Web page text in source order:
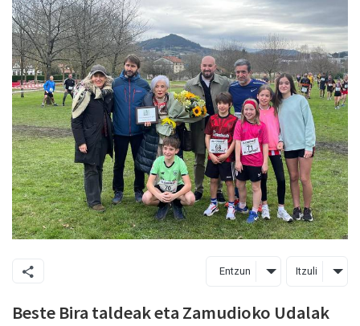
Entzun Itzuli
Beste Bira taldeak eta Zamudioko Udalak